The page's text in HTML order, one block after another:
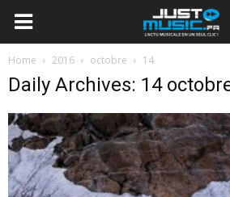
Home 2016 octobre 14
Daily Archives: 14